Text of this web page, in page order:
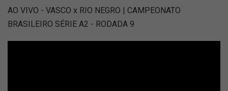
AO VIVO - VASCO x RIO NEGRO | CAMPEONATO
BRASILEIRO SÉRIE A2 - RODADA 9